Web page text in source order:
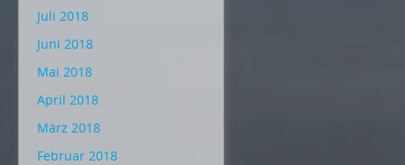
Juli 2018
Juni 2018
Mai 2018
April 2018
März 2018
Februar 2018